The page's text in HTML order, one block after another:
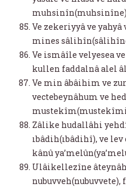
Ve zekeriyyâ ve
mines
Ve ismâîle velyesea
kullen faddalnâ alel
Ve min âbâihim ve
vectebeynâhum ve
Zâlike hudallâhi
ıbâdih(ıbâdihî), ve
kânû
Ulâikellezîne